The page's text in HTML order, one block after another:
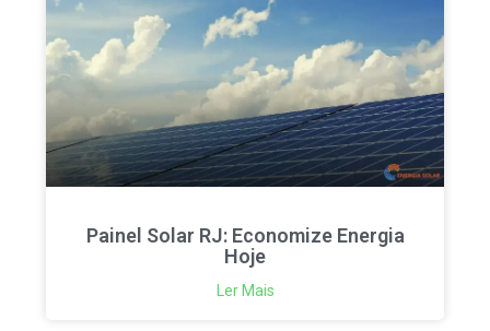
Painel Solar RJ: Economize Energia
Hoje
Ler Mais